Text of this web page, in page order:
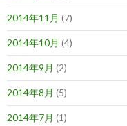
2014年11月 (7)
2014年10月 (4)
2014年9月 (2)
2014年8月 (5)
2014年7月 (1)